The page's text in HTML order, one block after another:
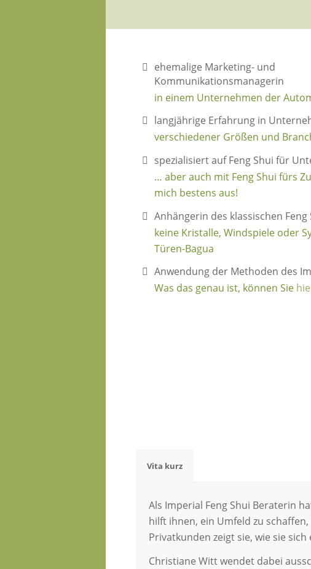
ehemalige Marketing- und
Kommunikationsmanagerin
in einem Unternehmen der
langjährige Erfahrung in
verschiedener Größen und
spezialisiert auf Feng Shui für
… aber auch mit Feng Shui fürs
mich bestens aus!
Anhängerin des klassischen Feng
keine Kristalle, Windspiele oder
Türen-Bagua
Anwendung der Methoden des
Was das genau ist, können Sie
Vita kurz
Als Imperial Feng Shui Beraterin
hilft ihnen, ein Umfeld zu
Privatkunden zeigt sie, wie sie
Christiane Witt wendet dabei